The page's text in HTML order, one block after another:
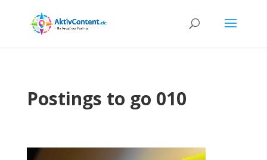
Postings to go 010